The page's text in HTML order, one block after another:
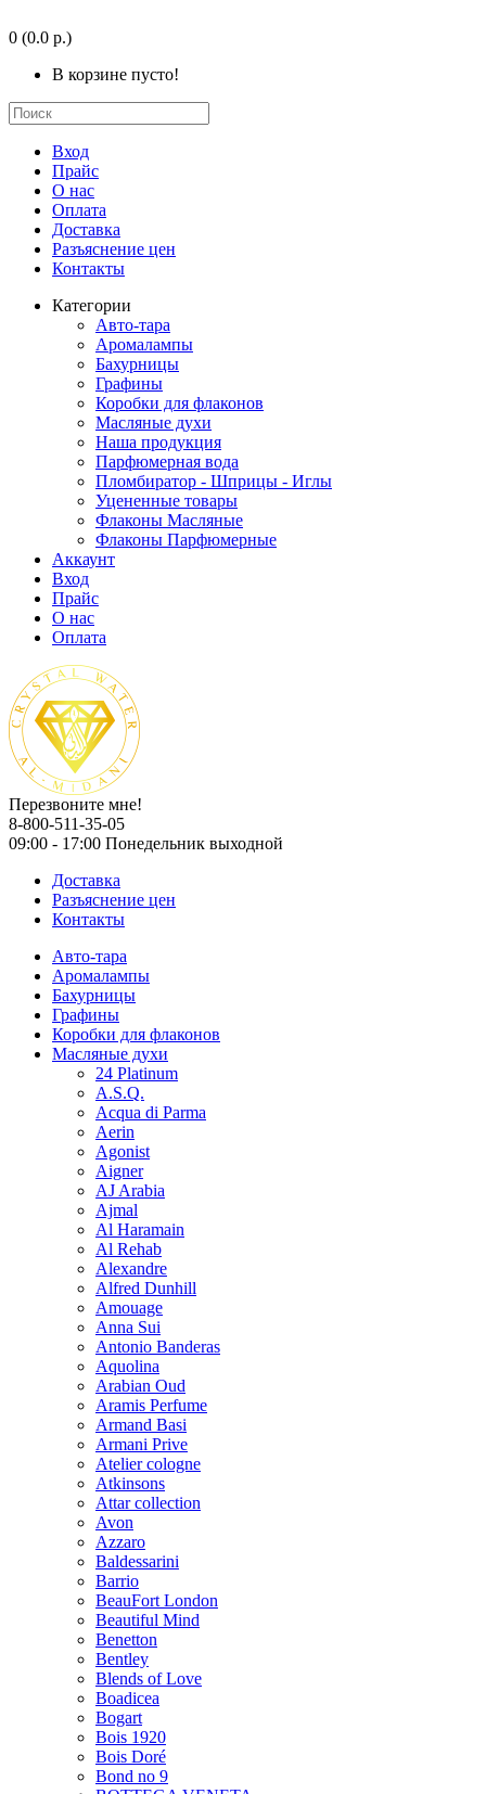
0 (0.0 р.)
В корзине пусто!
Вход
Прайс
О нас
Оплата
Доставка
Разъяснение цен
Контакты
Категории
Авто-тара
Аромалампы
Бахурницы
Графины
Коробки для флаконов
Масляные духи
Наша продукция
Парфюмерная вода
Пломбиратор - Шприцы - Иглы
Уцененные товары
Флаконы Масляные
Флаконы Парфюмерные
Аккаунт
Вход
Прайс
О нас
Оплата
Перезвоните мне!
8-800-511-35-05
09:00 - 17:00 Понедельник выходной
Доставка
Разъяснение цен
Контакты
Авто-тара
Аромалампы
Бахурницы
Графины
Коробки для флаконов
Масляные духи
24 Platinum
A.S.Q.
Acqua di Parma
Aerin
Agonist
Aigner
AJ Arabia
Ajmal
Al Haramain
Al Rehab
Alexandre
Alfred Dunhill
Amouage
Anna Sui
Antonio Banderas
Aquolina
Arabian Oud
Aramis Perfume
Armand Basi
Armani Prive
Atelier cologne
Atkinsons
Attar collection
Avon
Azzaro
Baldessarini
Barrio
BeauFort London
Beautiful Mind
Benetton
Bentley
Blends of Love
Boadicea
Bogart
Bois 1920
Bois Doré
Bond no 9